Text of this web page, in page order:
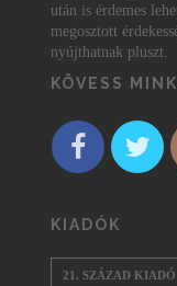
után is érdemes
megosztott
nyújthatnak pluszt.
KÖVESS
KIADÓK
21. SZÁZAD KIADÓ